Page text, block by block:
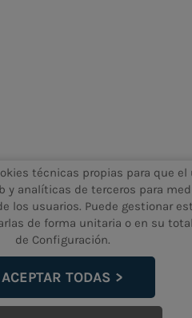
técnicas propias para que el
y analíticas de terceros para
los usuarios. Puede gestionar
de forma unitaria o en su
de Configuración.
ACEPTAR TODAS